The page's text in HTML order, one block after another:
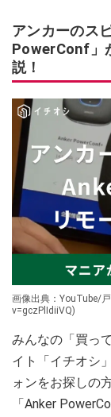
アンカーのス
PowerConf」
説！
画像出典：YouTube/
v=gczPlIdiiVQ)
みんなの「買っ
イト「イチオシ
ォンをお探しの
「Anker